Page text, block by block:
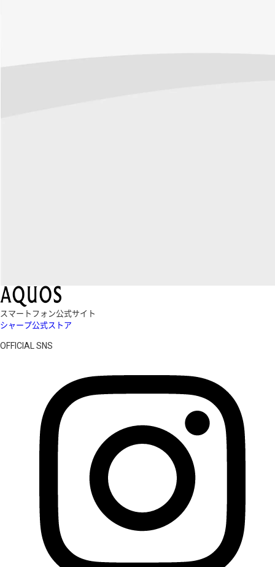
スマートフォン公式サイト
シャープ公式ストア
OFFICIAL SNS